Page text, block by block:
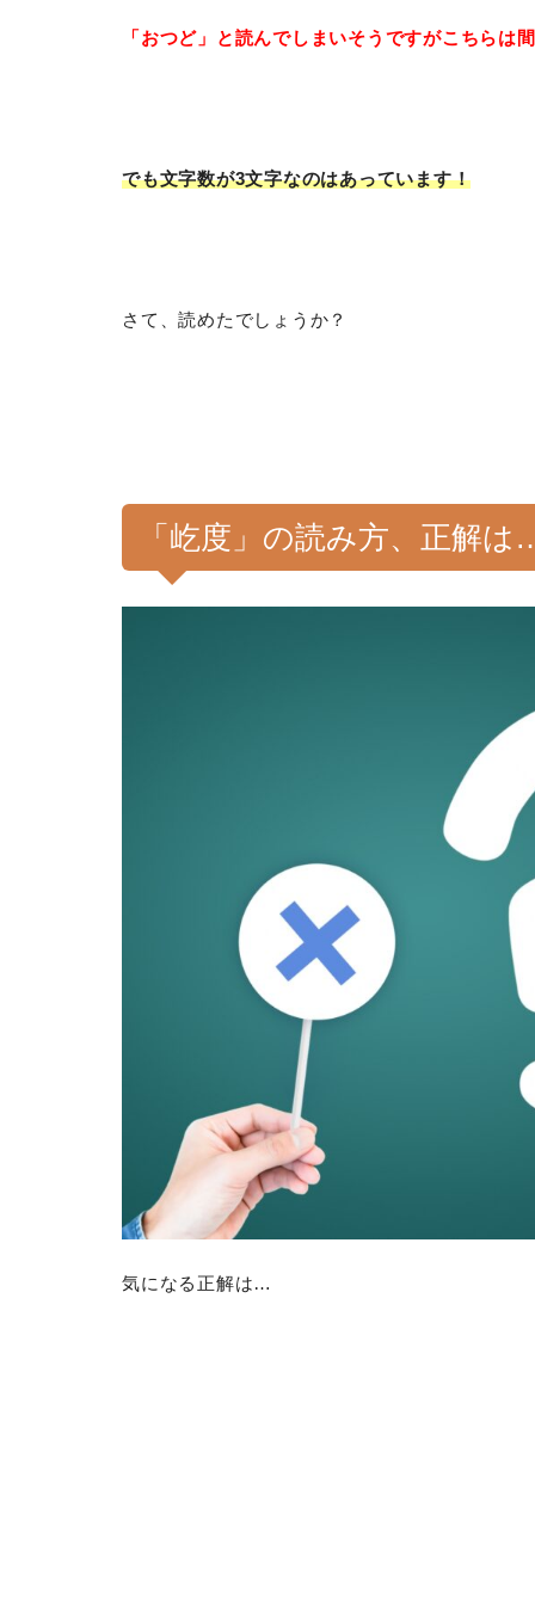
「おつど」と読んでしまいそうですがこちらは間
でも文字数が3文字なのはあっています！
さて、読めたでしょうか？
「屹度」の読み方、正解は
気になる正解は…